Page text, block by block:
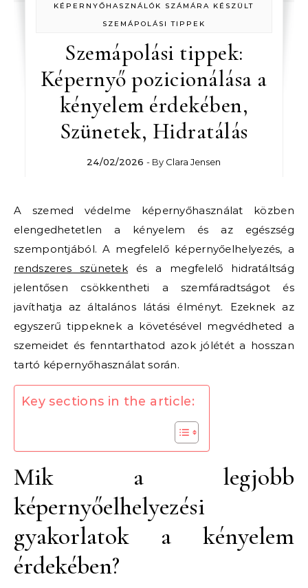
KÉPERNYŐHASZNÁLÓK SZÁMÁRA KÉSZÜLT
SZEMÁPOLÁSI TIPPEK
Szemápolási tippek:
Képernyő pozicionálása a
kényelem érdekében,
Szünetek, Hidratálás
24/02/2026 - By Clara Jensen
A szemed védelme képernyőhasználat közben
elengedhetetlen a kényelem és az egészség
szempontjából. A megfelelő képernyőelhelyezés, a
rendszeres szünetek és a megfelelő hidratáltság
jelentősen csökkentheti a szemfáradtságot és
javíthatja az általános látási élményt. Ezeknek az
egyszerű tippeknek a követésével megvédheted a
szemeidet és fenntarthatod azok jólétét a hosszan
tartó képernyőhasználat során.
Key sections in the article:
Mik a legjobb
képernyőelhelyezési
gyakorlatok a kényelem
érdekében?